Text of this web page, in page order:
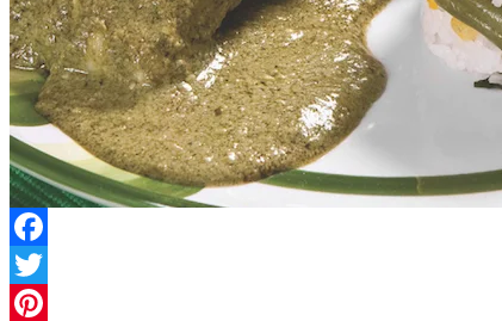
Facebook
Twitter